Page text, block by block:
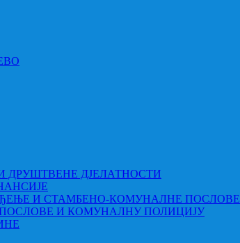
ДРУШТВЕНЕ ДЈЕЛАТНОСТИ
И СТАМБЕНО-КОМУНАЛНЕ ПОСЛОВЕ
И КОМУНАЛНУ ПОЛИЦИЈУ